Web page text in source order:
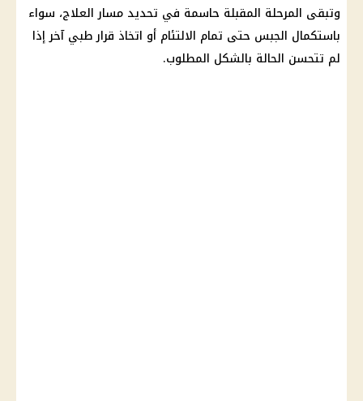
وتبقى المرحلة المقبلة حاسمة في تحديد مسار العلاج، سواء
باستكمال الجبس حتى تمام الالتئام أو اتخاذ قرار طبي آخر إذا
لم تتحسن الحالة بالشكل المطلوب.